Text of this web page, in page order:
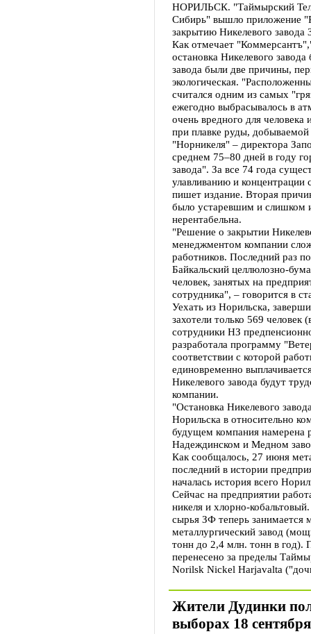
НОРИЛЬСК. "Таймырский
Сибирь" вышло приложение
закрытию Никелевого
Как отмечает
остановка Никелевого
завода были две причины,
экологическая.
считался одним из самых
ежегодно выбрасывалось в
очень вредного для
при плавке руды,
"Норникеля" – директора
среднем 75–80 дней в году
завода". За все 74 года
улавливанию и концентрации
пишет издание. Вторая
было устаревшим и слишком
нерентабельна.
"Решение о закрытии
менеджментом компании
работников. Последний раз
Байкальский целлюлозно-
человек, занятых на
сотрудника", – говорится в
Уехать из Норильска,
захотели только 569
сотрудники НЗ
разработала программу
соответствии с которой
единовременно
Никелевого завода будут
компании.
"Остановка Никелевого
Норильска в относительно
будущем компания намерена
Надеждинском и Медном
Как сообщалось, 27 июня
последний в истории
началась история всего
Сейчас на предприятии
никеля и хлорно-
сырья ЗФ теперь
металлургический завод
тонн до 2,4 млн. тонн в год).
перенесено за пределы
Norilsk Nickel Harjavalta
Жители Дудинки
выборах 18